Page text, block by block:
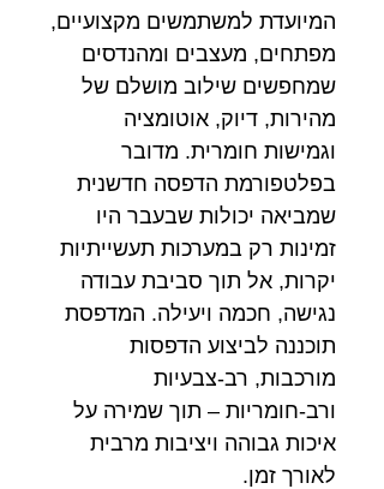
המיועדת למשתמשים מקצועיים,
מפתחים, מעצבים ומהנדסים
שמחפשים שילוב מושלם של
מהירות, דיוק, אוטומציה
וגמישות חומרית. מדובר
בפלטפורמת הדפסה חדשנית
שמביאה יכולות שבעבר היו
זמינות רק במערכות תעשייתיות
יקרות, אל תוך סביבת עבודה
נגישה, חכמה ויעילה. המדפסת
תוכננה לביצוע הדפסות
מורכבות, רב-צבעיות
ורב-חומריות – תוך שמירה על
איכות גבוהה ויציבות מרבית
לאורך זמן.